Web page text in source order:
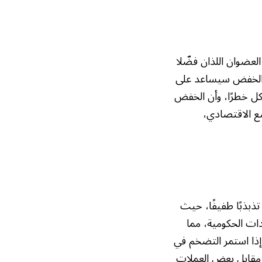
اللذان فضّلا
الخفض سيساعد على
خطرًا، وأن الخفض
الاقتصادي،
طفيفًا، حيث
الحكومية، مما
استمر التضخم في